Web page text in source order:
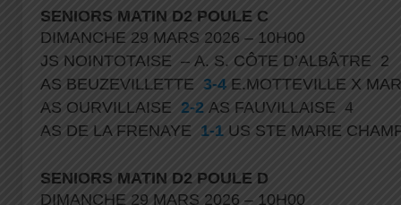
SENIORS MATIN D2 POULE C
DIMANCHE 29 MARS 2026 – 10H00
JS NOINTOTAISE – A. S. CÔTE D’ALBÂTRE 2
AS BEUZEVILLETTE 3-4 E.MOTTEVILLE X
AS OURVILLAISE 2-2 AS FAUVILLAISE 4
AS DE LA FRENAYE 1-1 US STE MARIE
SENIORS MATIN D2 POULE D
DIMANCHE 29 MARS 2026 – 10H00